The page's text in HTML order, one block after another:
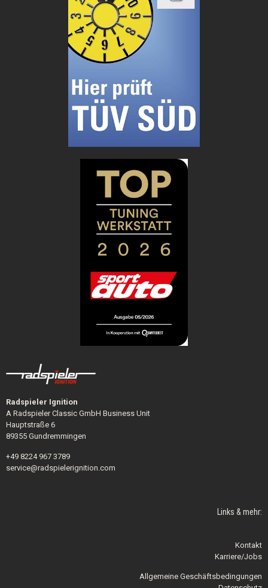
Radspieler Ignition
A Radspieler Classic GmbH Business Unit
Hauptstraße 6
89355 Gundremmingen
+49 8224 967 3789
service@radspielerignition.com
Links & mehr:
Kontakt
Karriere/Jobs
Allgemeine Geschäftsbedingungen